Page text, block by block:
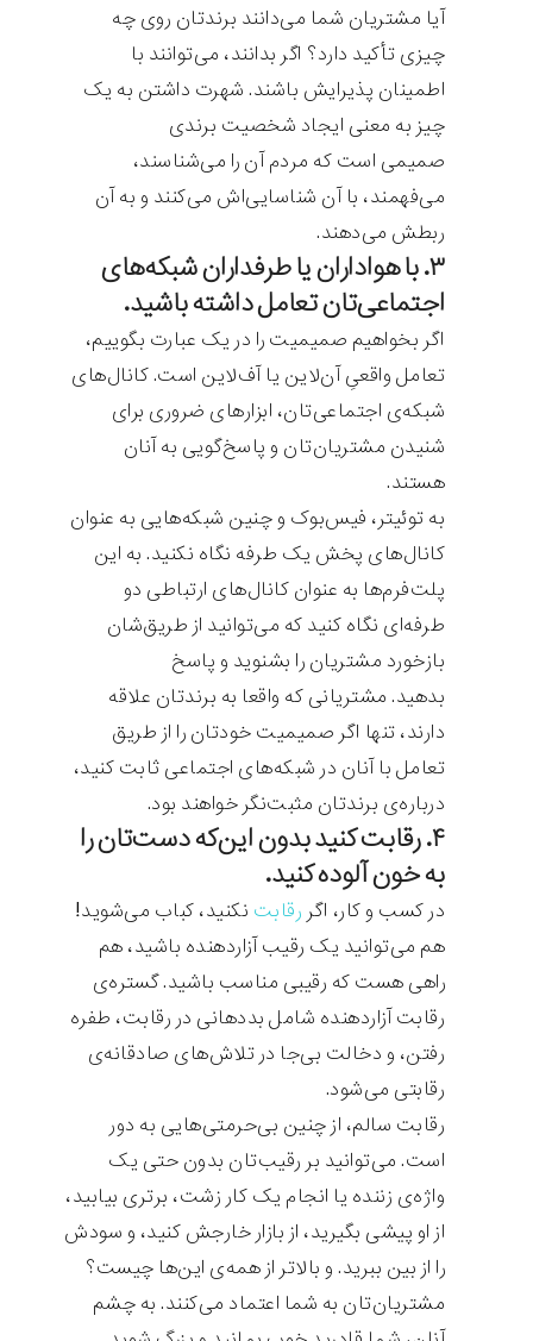
آیا مشتریان شما می‌دانند برندتان روی چه
چیزی تأکید دارد؟ اگر بدانند، می‌توانند با
اطمینان پذیرایش باشند. شهرت داشتن به یک
چیز به معنی ایجاد شخصیت برندی
صمیمی است که مردم آن را می‌شناسند،
می‌فهمند، با آن شناسایی‌اش می‌کنند و به آن
ربطش می‌دهند.
۳. با هواداران یا طرفداران شبکه‌های
اجتماعی‌تان تعامل داشته باشید.
اگر بخواهیم صمیمیت را در یک عبارت بگوییم،
تعامل واقعیِ آن‌لاین یا آف‌لاین است. کانال‌های
شبکه‌ی اجتماعی‌تان، ابزارهای ضروری برای
شنیدن مشتریان‌تان و پاسخ‌گویی به آنان
هستند.
به توئیتر، فیس‌بوک و چنین شبکه‌هایی به عنوان
کانال‌های پخش یک طرفه نگاه نکنید. به این
پلت‌فرم‌ها به عنوان کانال‌های ارتباطی دو
طرفه‌ای نگاه کنید که می‌توانید از طریق‌شان
بازخورد مشتریان را بشنوید و پاسخ
بدهید. مشتریانی که واقعا به برندتان علاقه
دارند، تنها اگر صمیمیت خودتان را از طریق
تعامل با آنان در شبکه‌های اجتماعی ثابت کنید،
درباره‌ی برندتان مثبت‌نگر خواهند بود.
۴. رقابت کنید بدون این‌که دست‌تان را
به خون آلوده کنید.
در کسب و کار، اگر رقابت نکنید‌، کباب می‌شوید!
هم می‌توانید یک رقیب آزاردهنده باشید، هم
راهی هست که رقیبی مناسب باشید. گستره‌ی
رقابت آزاردهنده شامل بددهانی در رقابت، طفره
رفتن، و دخالت بی‌جا در تلاش‌های صادقانه‌ی
رقابتی می‌شود.
رقابت سالم، از چنین بی‌حرمتی‌هایی به دور
است. می‌توانید بر رقیب‌تان بدون حتی یک
واژه‌ی زننده یا انجام یک کار زشت، برتری بیابید،
از او پیشی بگیرید، از بازار خارجش کنید، و سودش
را از بین ببرید. و بالاتر از همه‌ی این‌ها چیست؟
مشتریان‌تان به شما اعتماد می‌کنند. به چشم